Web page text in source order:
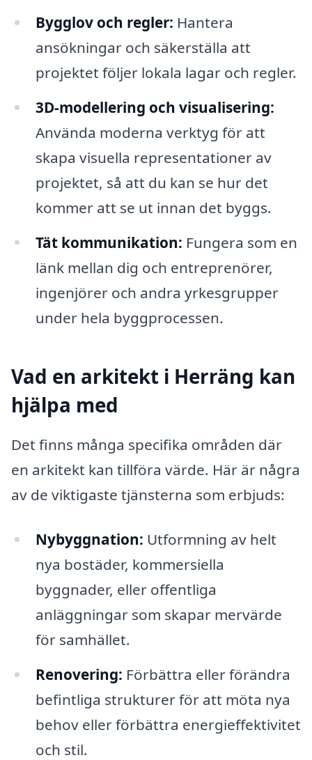
Bygglov och regler: Hantera
ansökningar och säkerställa att
projektet följer lokala lagar och regler.
3D-modellering och visualisering:
Använda moderna verktyg för att
skapa visuella representationer av
projektet, så att du kan se hur det
kommer att se ut innan det byggs.
Tät kommunikation: Fungera som en
länk mellan dig och entreprenörer,
ingenjörer och andra yrkesgrupper
under hela byggprocessen.
Vad en arkitekt i Herräng kan
hjälpa med
Det finns många specifika områden där
en arkitekt kan tillföra värde. Här är några
av de viktigaste tjänsterna som erbjuds:
Nybyggnation: Utformning av helt
nya bostäder, kommersiella
byggnader, eller offentliga
anläggningar som skapar mervärde
för samhället.
Renovering: Förbättra eller förändra
befintliga strukturer för att möta nya
behov eller förbättra energieffektivitet
och stil.